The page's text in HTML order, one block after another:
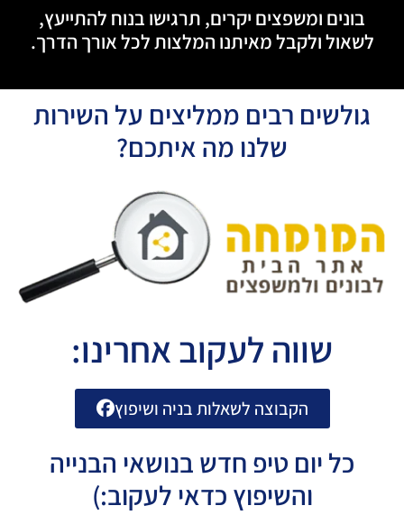
בונים ומשפצים יקרים, תרגישו בנוח להתייעץ,
לשאול ולקבל מאיתנו המלצות לכל אורך הדרך.
גולשים רבים ממליצים על השירות
שלנו מה איתכם?
שווה לעקוב אחרינו:
הקבוצה לשאלות בניה ושיפוץ
כל יום טיפ חדש בנושאי הבנייה
והשיפוץ כדאי לעקוב:)